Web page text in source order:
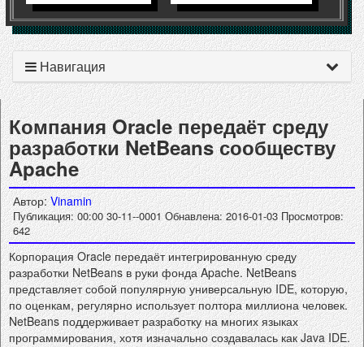
Навигация
Компания Oracle передаёт среду
разработки NetBeans сообществу
Apache
Автор:Vinamin
Публикация: 00:00 30-11--0001Обнавлена: 2016-01-03 Просмотров:
642
Корпорация Oracle передаёт интегрированную среду
разработки NetBeans в руки фонда Apache. NetBeans
представляет собой популярную универсальную IDE, которую,
по оценкам, регулярно использует полтора миллиона человек.
NetBeans поддерживает разработку на многих языках
программирования, хотя изначально создавалась как Java IDE.